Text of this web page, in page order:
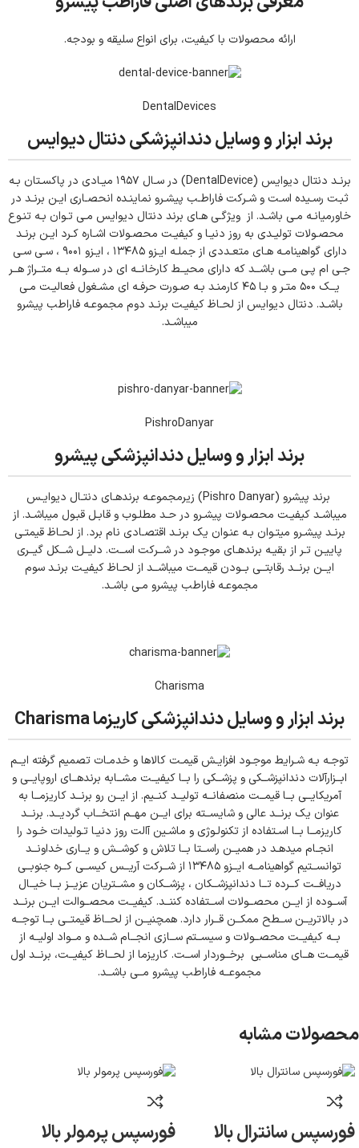
ارائه محصولات با کیفیت، برای انواع سلیقه و بودجه.
DentalDevices
برند ابزار و وسایل دندانپزشکی دنتال دیوایس
برنـد دنتال دیوایس (ِDentalDevice) در سـال ۱۹۵۷ میـادی در پاکسـتان بـه
ثبـت رسـیده اسـت و شـرکت فاراطـب پیشـرو نماینـده انحصـاری ایـن برنـد در
خاورمیانـه مـی باشـد. از ویژگـی هـای برند دنتال دیوایس مـی تـوان بـه تنـوع
محصـولات تولیـدی به روز دنیـا و کیفیـت محصـولات اشـاره کـرد ایـن برنـد
دارای گواهینامـه هـای متعـددی از جملـه ایـزو ۱۳۴۸۵ ، ایـزو ۹۰۰۱ ، سـی سـی
جـی ام پـی مــی باشــد که دارای محیــط کارخانــه ای در ســوله بــه متــراژ هــر
یــک ۵۰۰ متـر و بـا ۴۵ کارمنـد بـه صـورت حرفـه ای مشـغول فعالیـت مـی
باشـد. دنتال دیوایس از لحـاظ کیفیـت برنـد دوم مجموعـه فاراطب پیشرو
میباشـد.
PishroDanyar
برند ابزار و وسایل دندانپزشکی پیشرو
برند پیشرو (Pishro Danyar) زیرمجموعـه برندهـای دنتـال دیوایـس
میباشـد کیفیـت محصـولات پیشـرو در حـد مطلـوب و قابـل قبـول میباشـد. از
برنـد پیشـرو میتـوان بـه عنـوان یک برنـد اقتصـادی نام برد. از لحـاظ قیمتـی
پاییـن تـر از بقیـه برندهـای موجـود در شــرکت اســت. دلیــل شــکل گیــری
ایــن برنــد رقابتــی بــودن قیمــت میباشــد از لحـاظ کیفیـت برنـد سوم
مجموعـه فاراطب پیشرو مـی باشـد.
Charisma
برند ابزار و وسایل دندانپزشکی کاریزما Charisma
توجـه بـه شـرایط موجـود افزایـش قیمـت کالاها و خدمـات تصمیم گرفته ایــم
ابــزارآلات دندانپزشــکی و پزشــکی را بــا کیفیــت مشــابه برندهــای اروپایــی و
آمریکایــی بــا قیمــت منصفانــه تولیــد کنــیم. از ایــن رو برنــد کاریزمــا به
عنوان یک برنــد عالی و شایســته برای ایــن مهــم انتخــاب گردیــد. برنــد
کاریزمــا بــا اسـتفاده از تکنولـوژی و ماشـین آالت روز دنیـا تـولیدات خـود را
انجـام میدهـد در همیــن راســتا بــا تلاش و کوشــش و یــاری خداونــد
توانســتیم گواهینامــه ایــزو ۱۳۴۸۵ از شــرکت آریــس کیســی کــره جنوبــی
دریافــت کــرده تــا دندانپزشــکان ، پزشــکان و مشــتریان عزیــز بــا خیــال
آســوده از ایــن محصــولات اســتفاده کننــد. کیفیــت محصــوالت ایــن برنــد
در بالاتریــن ســطح ممکــن قــرار دارد. همچنیــن از لحــاظ قیمتــی بــا توجــه
بــه کیفیــت محصــولات و سیســتم ســازی انجــام شــده و مــواد اولیــه از
قیمــت هــای مناســبی برخــوردار اســت. کاریزما از لحــاظ کیفیــت، برنــد اول
مجموعــه فاراطب پیشرو مــی باشــد.
محصولات مشابه
فورسپس سانترال بالا فورسپس پرمولر بالا